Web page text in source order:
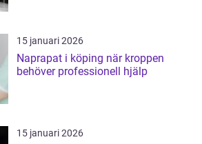
15 januari 2026
Naprapat i köping när kroppen
behöver professionell hjälp
15 januari 2026